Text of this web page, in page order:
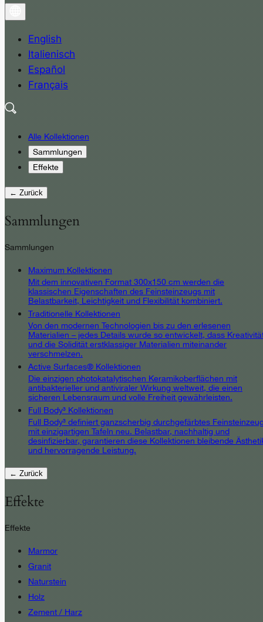
English
Italienisch
Español
Français
Alle Kollektionen
Sammlungen
Effekte
← Zurück
Sammlungen
Sammlungen
Maximum Kollektionen
Mit dem innovativen Format 300x150 cm werden die
klassischen Eigenschaften des Feinsteinzeugs mit
Belastbarkeit, Leichtigkeit und Flexibilität kombiniert.
Traditionelle Kollektionen
Von den modernen Technologien bis zu den erlesenen
Materialien – jedes Details wurde so entwickelt, dass
und die Solidität erstklassiger Materialien miteinander
verschmelzen.
Active Surfaces® Kollektionen
Die einzigen photokatalytischen Keramikoberflächen mit
antibakterieller und antiviraler Wirkung weltweit, die einen
sicheren Lebensraum und volle Freiheit gewährleisten.
Full Body³ Kollektionen
Full Body³ definiert ganzscherbig durchgefärbtes
mit einzigartigen Tafeln neu. Belastbar, nachhaltig und
desinfizierbar, garantieren diese Kollektionen bleibende
und hervorragende Leistung.
← Zurück
Effekte
Effekte
Marmor
Granit
Naturstein
Holz
Zement / Harz